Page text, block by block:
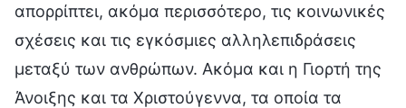
απορρίπτει, ακόμα περισσότερο, τις κοινωνικές
σχέσεις και τις εγκόσμιες αλληλεπιδράσεις
μεταξύ των ανθρώπων. Ακόμα και η Γιορτή της
Άνοιξης και τα Χριστούγεννα, τα οποία τα